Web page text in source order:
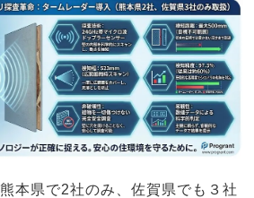
熊本県で2社のみ、佐賀県でも３社